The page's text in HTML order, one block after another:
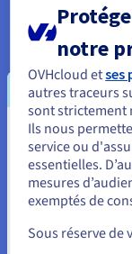
Bénéficiez d'une
continu, 24 h/24
améliorer la
d'hébergement
attaques DDoS et
données sur les
pour sécuriser
des informations
web est
vos clients.
Vous
Unis.
Pour commander,
notre
OVHcloud etses
autres traceurs
sont strictement
Ils nous
service ou
essentielles.
mesures
exemptés de
Sous réserve de